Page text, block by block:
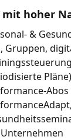
hoher
&
Gruppen,
Pläne)